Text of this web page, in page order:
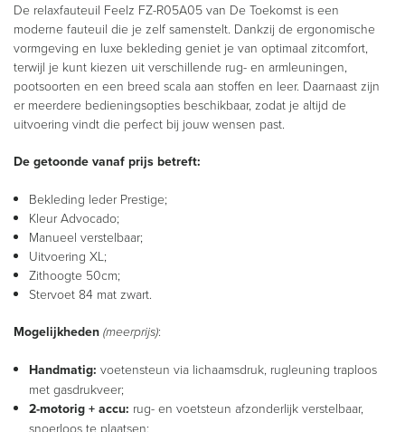
De relaxfauteuil Feelz FZ-R05A05 van De Toekomst is een
moderne fauteuil die je zelf samenstelt. Dankzij de ergonomische
vormgeving en luxe bekleding geniet je van optimaal zitcomfort,
terwijl je kunt kiezen uit verschillende rug- en armleuningen,
pootsoorten en een breed scala aan stoffen en leer. Daarnaast zijn
er meerdere bedieningsopties beschikbaar, zodat je altijd de
uitvoering vindt die perfect bij jouw wensen past.
De getoonde vanaf prijs betreft:
Bekleding leder Prestige;
Kleur Advocado;
Manueel verstelbaar;
Uitvoering XL;
Zithoogte 50cm;
Stervoet 84 mat zwart.
Mogelijkheden (meerprijs):
Handmatig: voetensteun via lichaamsdruk, rugleuning traploos
met gasdrukveer;
2-motorig + accu: rug- en voetsteun afzonderlijk verstelbaar,
snoerloos te plaatsen;